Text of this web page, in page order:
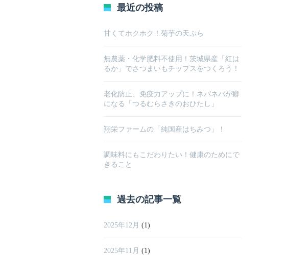
最近の投稿
甘くてホクホク！菊芋の天ぷら
無農薬・化学肥料不使用！茨城県産「紅は
るか」でさつまいもチップスをつくろう！
老化防止、免疫力アップに！ネバネバが癖
になる「つるむらさきのおひたし」
翔栄ファームの「純国産はちみつ」！
調味料にもこだわりたい！健康のためにで
きること
過去の記事一覧
2025年12月 (1)
2025年11月 (1)